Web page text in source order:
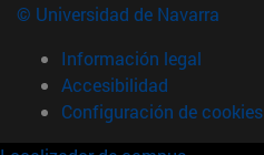
© Universidad de Navarra
Información legal
Accesibilidad
Configuración de cookies